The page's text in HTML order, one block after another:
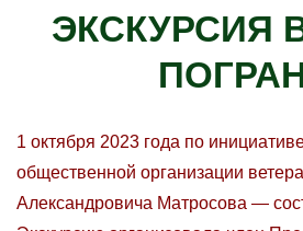
ЭКСКУРСИЯ
1 октября 2023 года по
общественной организации
Александровича Матросова —